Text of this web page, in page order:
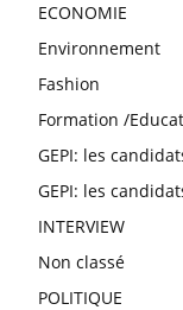
ECONOMIE
Environnement
Fashion
Formation /
GEPI: les
GEPI: les
INTERVIEW
Non classé
POLITIQUE